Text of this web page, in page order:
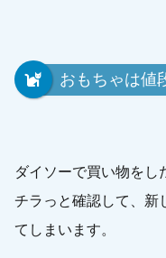
おもちゃは値
ダイソーで買い物をし
チラっと確認して、新
てしまいます。